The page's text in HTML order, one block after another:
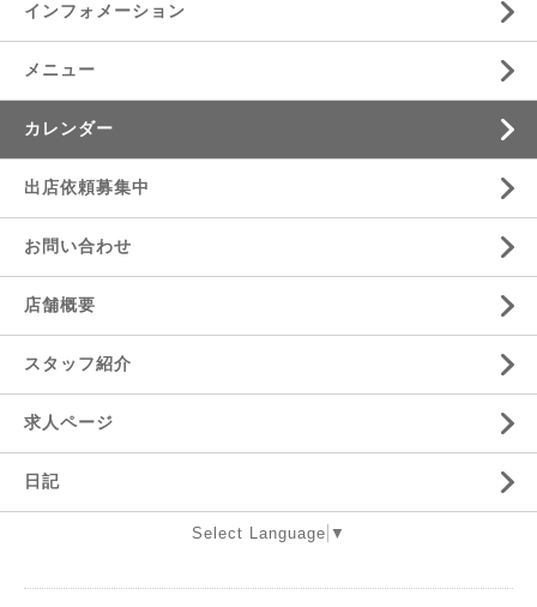
インフォメーション
メニュー
カレンダー
出店依頼募集中
お問い合わせ
店舗概要
スタッフ紹介
求人ページ
日記
Select Language ▼